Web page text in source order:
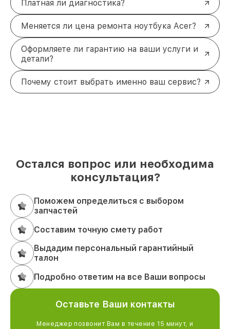
Платная ли диагностика?
Меняется ли цена ремонта ноутбука Acer?
Оформляете ли гарантию на ваши услуги и
детали?
Почему стоит выбрать именно ваш сервис?
Остался вопрос или необходима
консультация?
Поможем определиться с выбором
запчастей
Составим точную смету работ
Выдадим персональный гарантийный
талон
Подробно ответим на все Ваши вопросы
Оставьте Ваши контакты
Менеджер позвонит Вам в течение 15 минут, и